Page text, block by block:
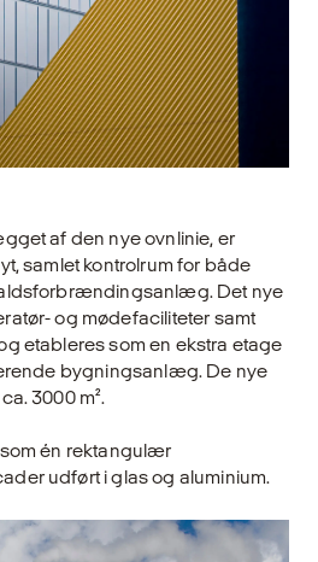
af den nye ovnlinie, er
samlet kontrolrum for både
Det nye
og mødefaciliteter samt
etableres som en ekstra etage
bygningsanlæg. De nye
3000 m².
én rektangulær
udført i glas og aluminium.